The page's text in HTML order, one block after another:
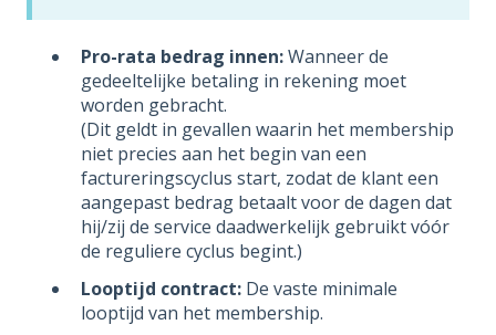
Pro-rata bedrag innen:Wanneer de
gedeeltelijke betaling in rekening moet
worden gebracht.
(Dit geldt in gevallen waarin het membership
niet precies aan het begin van een
factureringscyclus start, zodat de klant een
aangepast bedrag betaalt voor de dagen dat
hij/zij de service daadwerkelijk gebruikt vóór
de reguliere cyclus begint.)
Looptijd contract: De vaste minimale
looptijd van het membership.